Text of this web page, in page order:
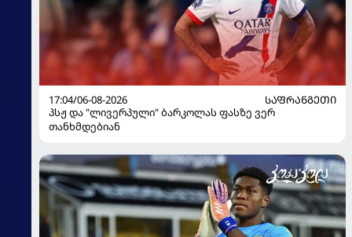
17:04/06-08-2026
ᲡᲐᲤᲠᲐᲜᲒᲔᲗᲘ
პსჟ და "ლივერპული" ბარკოლას ფასზე ვერ
თანხმდებიან